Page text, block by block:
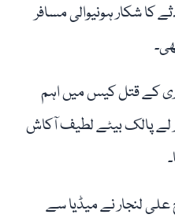
کا شکار ہونیوالی مسافر
کے قتل کیس میں اہم
لے پالک بیٹے لطیف آکاش
علی لنجار نے میڈیا سے